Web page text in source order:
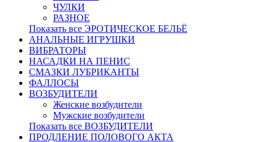
ЧУЛКИ
РАЗНОЕ
Показать все ЭРОТИЧЕСКОЕ БЕЛЬЁ
АНАЛЬНЫЕ ИГРУШКИ
ВИБРАТОРЫ
НАСАДКИ НА ПЕНИС
СМАЗКИ ЛУБРИКАНТЫ
ФАЛЛОСЫ
ВОЗБУДИТЕЛИ
Женские возбудители
Мужские возбудители
Показать все ВОЗБУДИТЕЛИ
ПРОДЛЕНИЕ ПОЛОВОГО АКТА